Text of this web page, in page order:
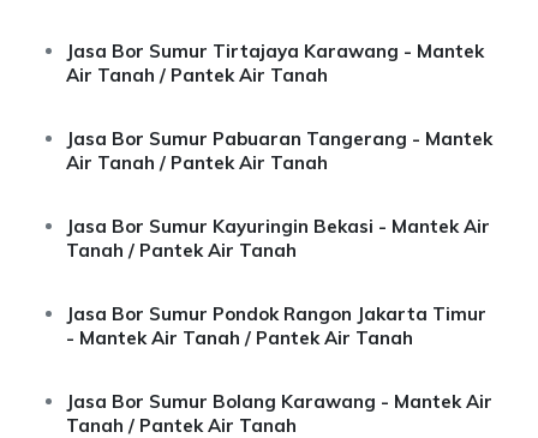
Jasa Bor Sumur Tirtajaya Karawang - Mantek
Air Tanah / Pantek Air Tanah
Jasa Bor Sumur Pabuaran Tangerang - Mantek
Air Tanah / Pantek Air Tanah
Jasa Bor Sumur Kayuringin Bekasi - Mantek Air
Tanah / Pantek Air Tanah
Jasa Bor Sumur Pondok Rangon Jakarta Timur
- Mantek Air Tanah / Pantek Air Tanah
Jasa Bor Sumur Bolang Karawang - Mantek Air
Tanah / Pantek Air Tanah